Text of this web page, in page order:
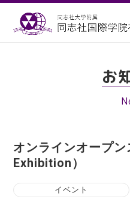
お
オンラインオープ
Exhibition）
イベント